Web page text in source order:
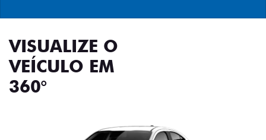
VISUALIZE O
VEÍCULO EM
360°